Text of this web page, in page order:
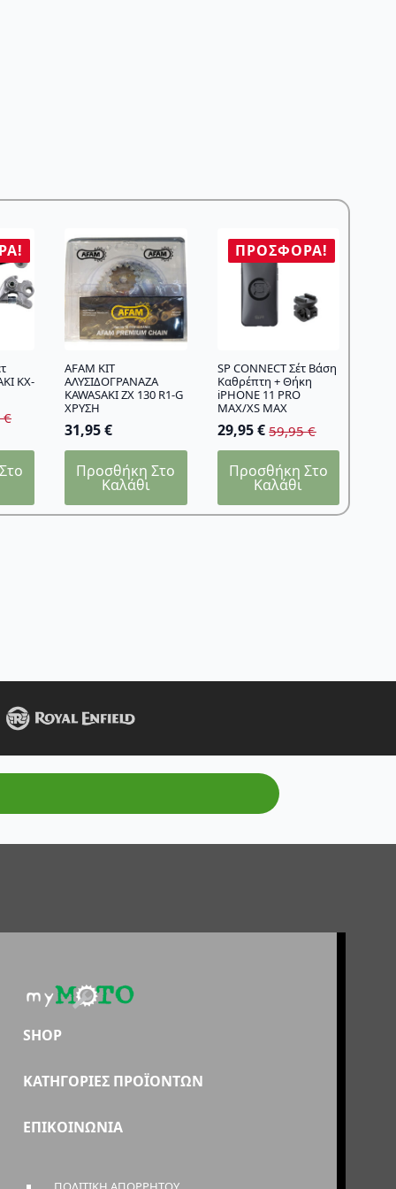
KX-
€
AFAM KIT
ΑΛΥΣΙΔΟΓΡΑΝΑΖΑ
KAWASAKI ZX 130 R1-G
ΧΡΥΣΗ
31,95€
Προσθήκη Στο
Καλάθι
ΠΡΟΣΦΟΡΆ!
SP CONNECT Σέτ Βάση
Καθρέπτη + Θήκη
iPHONE 11 PRO
MAX/XS MAX
59,95€
Original
price
was:
59,95 €.
29,95€
Η
τρέχουσα
τιμή
είναι:
29,95 €.
Προσθήκη Στο
Καλάθι
SHOP
ΚΑΤΗΓΟΡΙΕΣ ΠΡΟΪΟΝΤΩΝ
ΕΠΙΚΟΙΝΩΝΙΑ